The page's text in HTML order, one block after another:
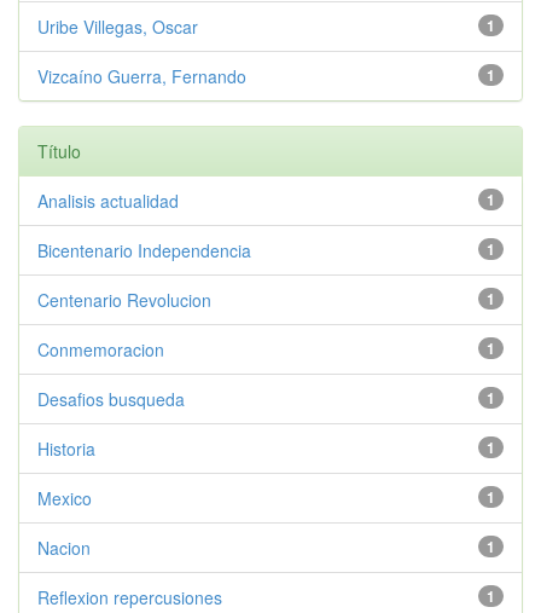
1
Uribe Villegas, Oscar
1
Vizcaíno Guerra, Fernando
Título
1
Analisis actualidad
1
Bicentenario Independencia
1
Centenario Revolucion
1
Conmemoracion
1
Desafios busqueda
1
Historia
1
Mexico
1
Nacion
1
Reflexion repercusiones